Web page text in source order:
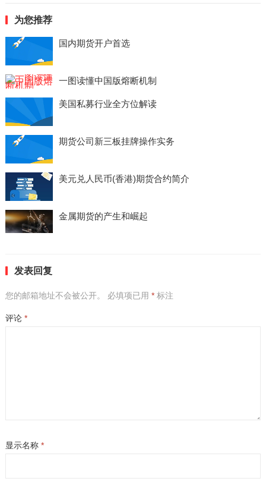
为您推荐
国内期货开户首选
一图读懂中国版熔断机制
美国私募行业全方位解读
期货公司新三板挂牌操作实务
美元兑人民币(香港)期货合约简介
金属期货的产生和崛起
发表回复
您的邮箱地址不会被公开。 必填项已用 *标注
评论 *
显示名称 *